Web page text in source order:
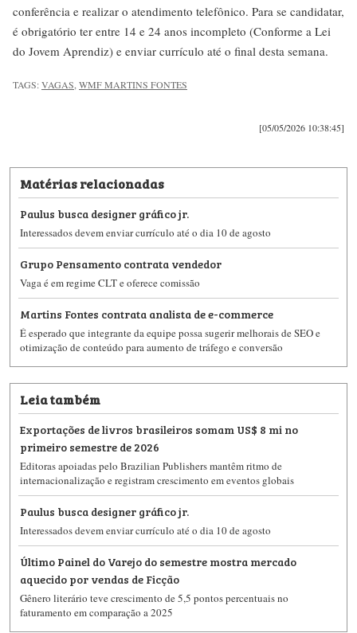
conferência e realizar o atendimento telefônico. Para se candidatar,
é obrigatório ter entre 14 e 24 anos incompleto (Conforme a Lei
do Jovem Aprendiz) e enviar currículo até o final desta semana.
TAGS:VAGAS WMF MARTINS FONTES
[05/05/2026 10:38:45]
Matérias relacionadas
Paulus busca designer gráfico jr.
Interessados devem enviar currículo até o dia 10 de agosto
Grupo Pensamento contrata vendedor
Vaga é em regime CLT e oferece comissão
Martins Fontes contrata analista de e-commerce
É esperado que integrante da equipe possa sugerir melhorais de SEO e
otimização de conteúdo para aumento de tráfego e conversão
Leia também
Exportações de livros brasileiros somam US$ 8 mi no
primeiro semestre de 2026
Editoras apoiadas pelo Brazilian Publishers mantêm ritmo de
internacionalização e registram crescimento em eventos globais
Paulus busca designer gráfico jr.
Interessados devem enviar currículo até o dia 10 de agosto
Último Painel do Varejo do semestre mostra mercado
aquecido por vendas de Ficção
Gênero literário teve crescimento de 5,5 pontos percentuais no
faturamento em comparação a 2025